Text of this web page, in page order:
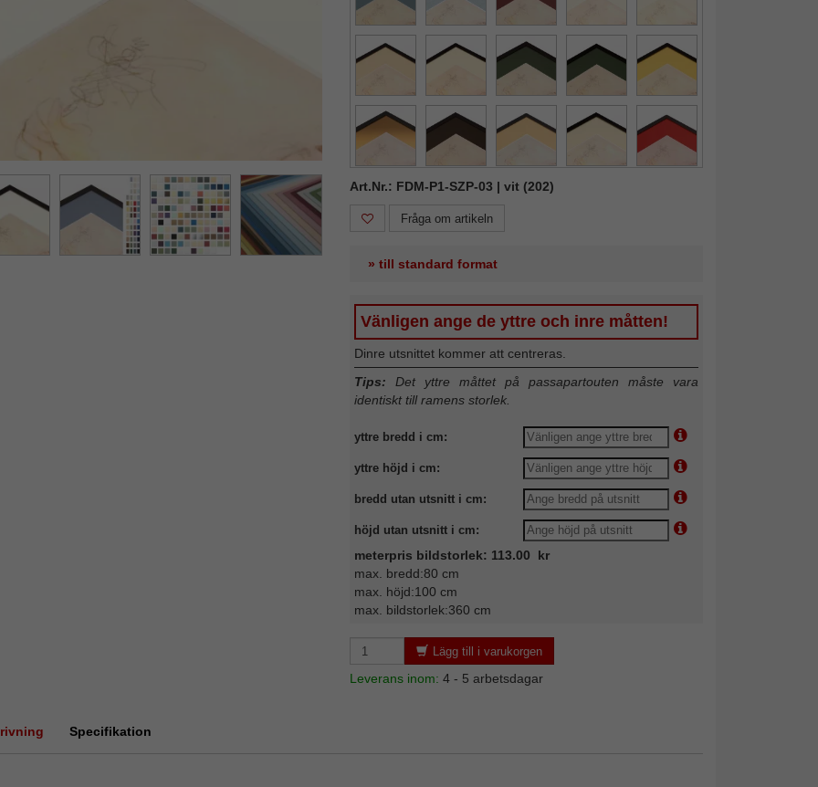
Art.Nr.: FDM-P1-SZP-03 | vit (202)
Fråga om artikeln
» till standard format
Vänligen ange de yttre och inre måtten!
Dinre utsnittet kommer att centreras.
Tips: Det yttre måttet på passapartouten måste vara
identiskt till ramens storlek.
yttre bredd i cm:
yttre höjd i cm:
bredd utan utsnitt i cm:
höjd utan utsnitt i cm:
meterpris bildstorlek: 113.00 kr
max. bredd:80 cm
max. höjd:100 cm
max. bildstorlek:360 cm
Lägg till i varukorgen
Leverans inom: 4 - 5 arbetsdagar
Specifikation